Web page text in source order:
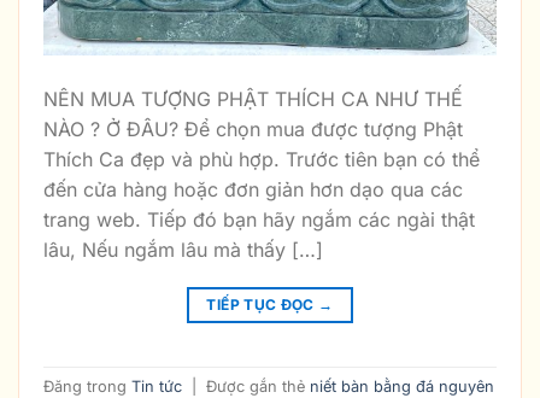
NÊN MUA TƯỢNG PHẬT THÍCH CA NHƯ THẾ
NÀO ? Ở ĐÂU? Để chọn mua được tượng Phật
Thích Ca đẹp và phù hợp. Trước tiên bạn có thể
đến cửa hàng hoặc đơn giản hơn dạo qua các
trang web. Tiếp đó bạn hãy ngắm các ngài thật
lâu, Nếu ngắm lâu mà thấy […]
TIẾP TỤC ĐỌC →
Đăng trong Tin tức Được gắn thẻ niết bàn bằng đá nguyên